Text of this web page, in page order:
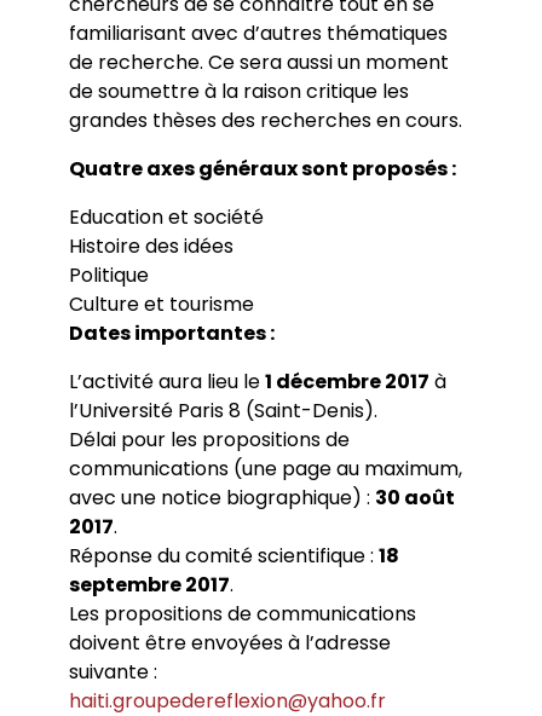
familiarisant avec d’autres thématiques
de recherche. Ce sera aussi un moment
de soumettre à la raison critique les
grandes thèses des recherches en cours.
Quatre axes généraux sont proposés :
Education et société
Histoire des idées
Politique
Culture et tourisme
Dates importantes :
L’activité aura lieu le1 décembre 2017 à
l’Université Paris 8 (Saint-Denis).
Délai pour les propositions de
communications (une page au maximum,
avec une notice biographique) : 30 août
2017.
Réponse du comité scientifique : 18
septembre 2017.
Les propositions de communications
doivent être envoyées à l’adresse
suivante :
haiti.groupedereflexion@yahoo.fr